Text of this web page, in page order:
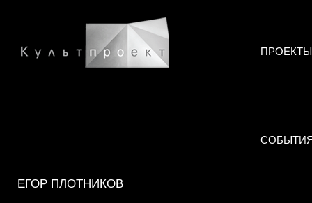
ПРОЕКТЫ
ЕГОР ПЛОТНИКОВ